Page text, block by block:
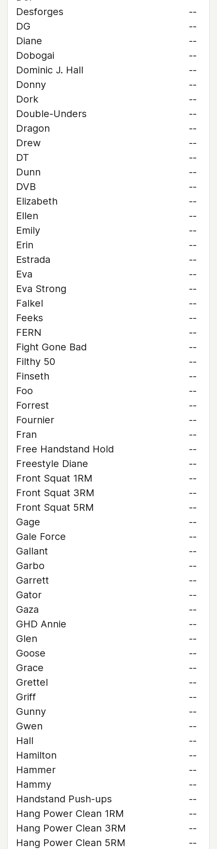
Desforges
--
DG
--
Diane
--
Dobogai
--
Dominic J. Hall
--
Donny
--
Dork
--
Double-Unders
--
Dragon
--
Drew
--
DT
--
Dunn
--
DVB
--
Elizabeth
--
Ellen
--
Emily
--
Erin
--
Estrada
--
Eva
--
Eva Strong
--
Falkel
--
Feeks
--
FERN
--
Fight Gone Bad
--
Filthy 50
--
Finseth
--
Foo
--
Forrest
--
Fournier
--
Fran
--
Free Handstand Hold
--
Freestyle Diane
--
Front Squat 1RM
--
Front Squat 3RM
--
Front Squat 5RM
--
Gage
--
Gale Force
--
Gallant
--
Garbo
--
Garrett
--
Gator
--
Gaza
--
GHD Annie
--
Glen
--
Goose
--
Grace
--
Grettel
--
Griff
--
Gunny
--
Gwen
--
Hall
--
Hamilton
--
Hammer
--
Hammy
--
Handstand Push-ups
--
Hang Power Clean 1RM
--
Hang Power Clean 3RM
--
Hang Power Clean 5RM
--